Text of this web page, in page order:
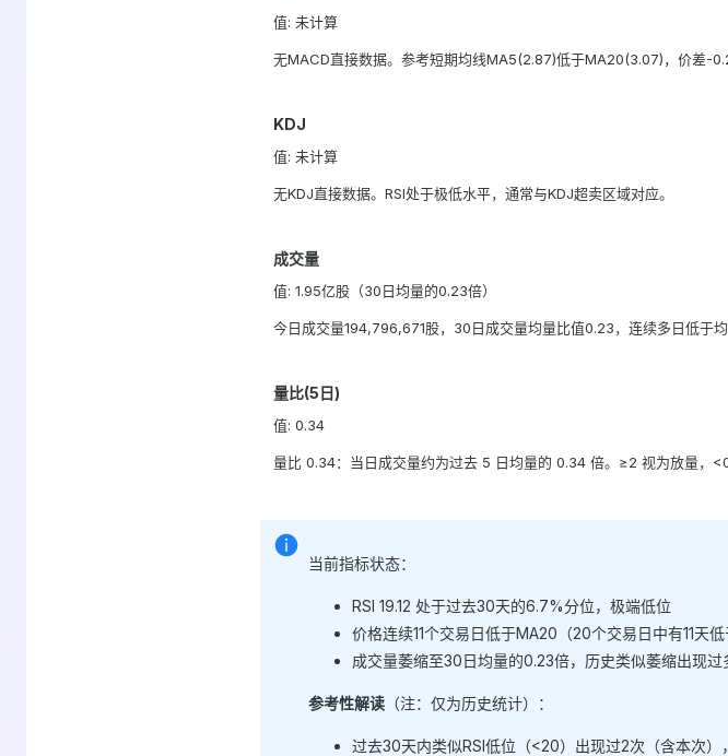
值: 未计算
无MACD直接数据。参考短期均线MA5(2.87)低于MA20(3.07)，价差-
KDJ
值: 未计算
无KDJ直接数据。RSI处于极低水平，通常与KDJ超卖区域对应。
成交量
值: 1.95亿股（30日均量的0.23倍）
今日成交量194,796,671股，30日成交量均量比值0.23，连续多日低于均
量比(5日)
值: 0.34
量比 0.34：当日成交量约为过去 5 日均量的 0.34 倍。≥2 视为放量，
当前指标状态：
RSI 19.12 处于过去30天的6.7%分位，极端低位
价格连续11个交易日低于MA20（20个交易日中有11天低
成交量萎缩至30日均量的0.23倍，历史类似萎缩出现过
参考性解读 （注：仅为历史统计）：
过去30天内类似RSI低位（<20）出现过2次（含本次